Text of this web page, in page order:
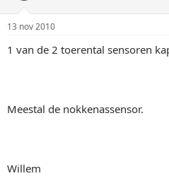
13 nov 2010
1 van de 2 toerental sensoren
Meestal de nokkenassensor.
Willem